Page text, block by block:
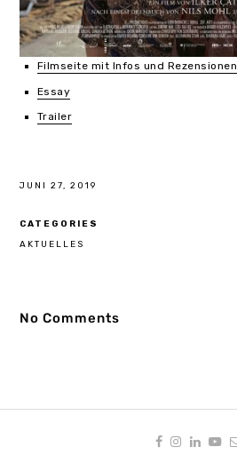
Filmseite mit Infos und Rezensionen
Essay
Trailer
JUNI 27, 2019
CATEGORIES
AKTUELLES
No Comments